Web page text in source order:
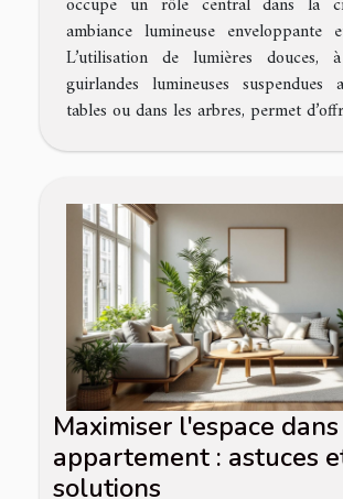
ambiance lumineuse enveloppante
L’utilisation de lumières douces,
guirlandes lumineuses suspendues
tables ou dans les arbres, permet
Maximiser l'espace
appartement : astuces
solutions